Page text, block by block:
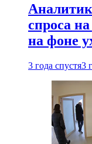
спроса
на фоне
3 года спустя3